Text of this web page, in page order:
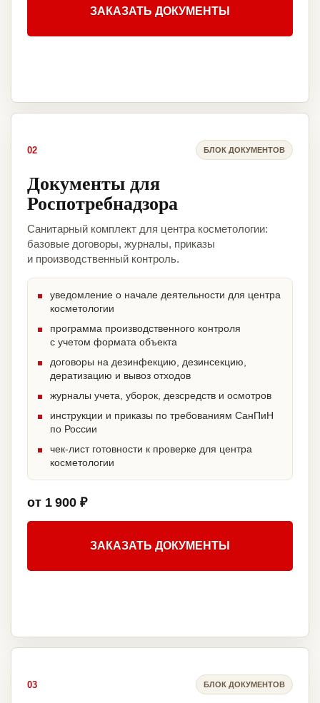
ЗАКАЗАТЬ ДОКУМЕНТЫ
02 БЛОК ДОКУМЕНТОВ
Документы для
Роспотребнадзора
Санитарный комплект для центра косметологии:
базовые договоры, журналы, приказы
и производственный контроль.
уведомление о начале деятельности для центра
косметологии
программа производственного контроля
с учетом формата объекта
договоры на дезинфекцию, дезинсекцию,
дератизацию и вывоз отходов
журналы учета, уборок, дезсредств и осмотров
инструкции и приказы по требованиям СанПиН
по России
чек-лист готовности к проверке для центра
косметологии
от 1 900 ₽
ЗАКАЗАТЬ ДОКУМЕНТЫ
03 БЛОК ДОКУМЕНТОВ